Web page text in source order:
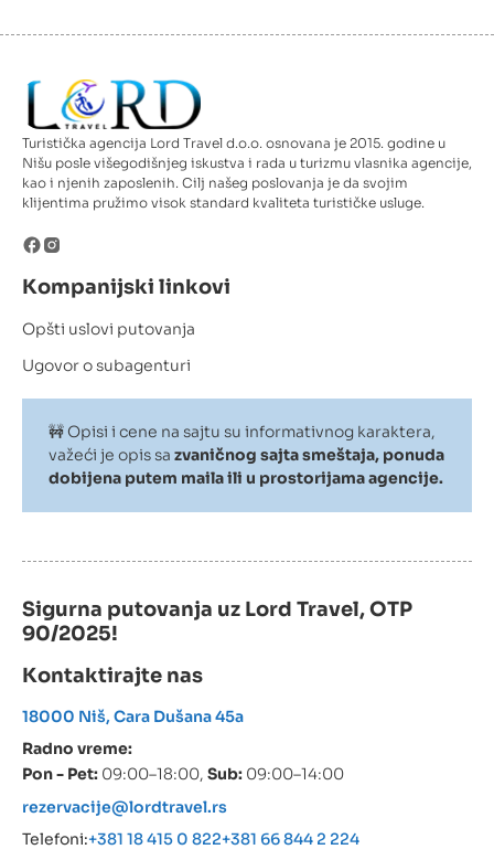
Turistička agencija Lord Travel d.o.o. osnovana je 2015. godine u
Nišu posle višegodišnjeg iskustva i rada u turizmu vlasnika agencije,
kao i njenih zaposlenih. Cilj našeg poslovanja je da svojim
klijentima pružimo visok standard kvaliteta turističke usluge.
Kompanijski linkovi
Opšti uslovi putovanja
Ugovor o subagenturi
🚧 Opisi i cene na sajtu su informativnog karaktera,
važeći je opis sa zvaničnog sajta smeštaja, ponuda
dobijena putem maila ili u prostorijama agencije.
Sigurna putovanja uz Lord Travel, OTP
90/2025!
Kontaktirajte nas
18000 Niš, Cara Dušana 45a
Radno vreme:
Pon - Pet: 09:00–18:00, Sub: 09:00–14:00
rezervacije@lordtravel.rs
Telefoni:+381 18 415 0 822+381 66 844 2 224